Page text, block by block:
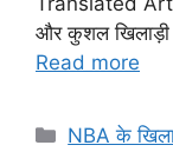
और कुशल खिलाड़ी
Read more
Categories
NBA के